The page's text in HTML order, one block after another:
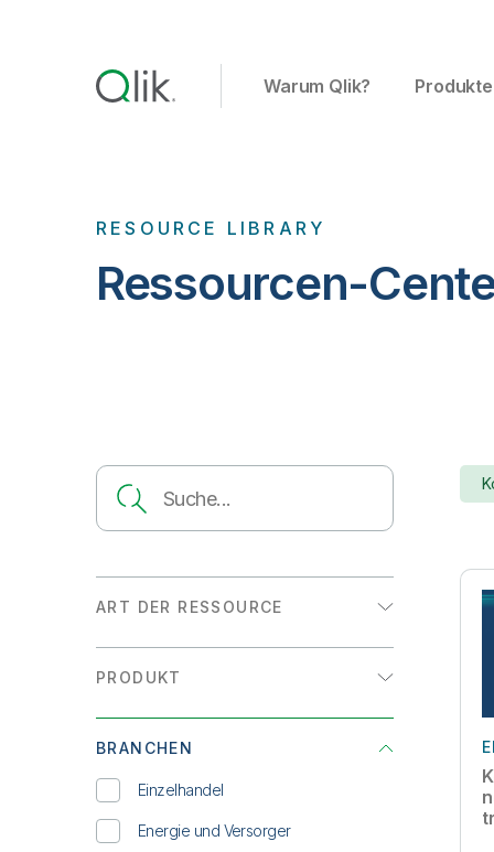
Warum Qlik? Produkte
RESOURCE LIBRARY
Ressourcen-
ART DER RESSOURCE
Analystenreport
PRODUKT
Analysen
BRANCHEN
Einzelhandel
Energie und Versorger